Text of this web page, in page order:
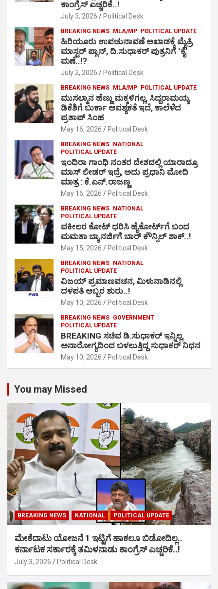
ಕಾಂಗ್ರೆಸ್ ಎಚ್ಚರಿಕೆ..!
July 3, 2026 Political Desk
BREAKING NEWS MLA/MP POLITICAL UPDATE
ಹಿರಿಯೂರು ಉಪಚುನಾವಣೆ ಅಖಾಡಕ್ಕೆ ಮೈತ್ರಿ
ಮಾಸ್ಟರ್ ಪ್ಲಾನ್, ದಿ.ಸುಧಾಕರ್ ಪುತ್ರನಿಗೆ ‘ಕೈ’
ಮಣೆ..!?
July 2, 2026 Political Desk
BREAKING NEWS MLA/MP POLITICAL UPDATE
ಮುಸಲ್ಮಾನ ಹೆಣ್ಣು ಮಕ್ಕಳಿಗಲ್ಲ, ಸಿದ್ದರಾಮಯ್ಯ
ಡಿಕೆಶಿಗೆ ಬುರ್ಕಾ ಅವಶ್ಯಕತೆ ಇದೆ, ಕಾಲೆಳೆದ
ಪ್ರತಾಪ್ ಸಿಂಹ
May 16, 2026 Political Desk
BREAKING NEWS
NATIONAL
POLITICAL UPDATE
ಇಂದಿರಾ ಗಾಂಧಿ ನಂತರ ದೇಶದಲ್ಲಿ ಯಾರಾದ್ರೂ
ಮಾಸ್ ಲೀಡರ್ ಇದ್ರೆ, ಅದು ಪ್ರಧಾನಿ ಮೋದಿ
ಮಾತ್ರ : ಕೆ.ಎನ್.ರಾಜಣ್ಣ
May 16, 2026 Political Desk
BREAKING NEWS
NATIONAL
POLITICAL UPDATE
ವಕೀಲರ ಕೋಟ್ ಧರಿಸಿ ಹೈಕೋರ್ಟ್​ಗೆ ಬಂದ
ಮಮತಾ ಬ್ಯಾನರ್ಜಿಗೆ ಬಾರ್ ಕೌನ್ಸಿಲ್ ಶಾಕ್..!
May 15, 2026 Political Desk
BREAKING NEWS
NATIONAL
POLITICAL UPDATE
ವಿಜಯ್ ಪ್ರಮಾಣವಚನ, ಮಿಳುನಾಡಿನಲ್ಲಿ
ದಳಪತಿ ಅಬ್ಬರ ಶುರು..!
May 10, 2026 Political Desk
BREAKING NEWS GOVERNMENT
POLITICAL UPDATE
BREAKING ಸಚಿವ ಡಿ.ಸುಧಾಕರ್ ಇನ್ನಿಲ್ಲ,
ಅನಾರೋಗ್ಯದಿಂದ ಬಳಲುತ್ತಿದ್ದ ಸುಧಾಕರ್ ನಿಧನ
May 10, 2026 Political Desk
You may Missed
BREAKING NEWS NATIONAL POLITICAL UPDATE
ಮೇಕೆದಾಟು ಯೋಜನೆ 1 ಇಟ್ಟಿಗೆ ಹಾಕಲೂ ಬಿಡೋದಿಲ್ಲ..
ಕರ್ನಾಟಕ ಸರ್ಕಾರಕ್ಕೆ ತಮಿಳನಾಡು ಕಾಂಗ್ರೆಸ್ ಎಚ್ಚರಿಕೆ..!
July 3, 2026 Political Desk